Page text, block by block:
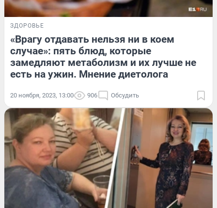
ЗДОРОВЬЕ
«Врагу отдавать нельзя ни в коем
случае»: пять блюд, которые
замедляют метаболизм и их лучше не
есть на ужин. Мнение диетолога
20 ноября, 2023, 13:00 906 Обсудить